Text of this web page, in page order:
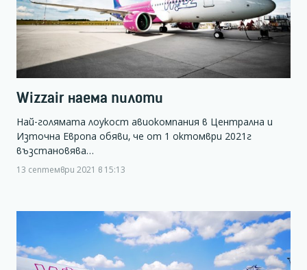
Wizzair наема пилоти
Най-голямата лоукост авиокомпания в Централна и
Източна Европа обяви, че от 1 октомври 2021г
възстановява…
13 септември 2021 в 15:13